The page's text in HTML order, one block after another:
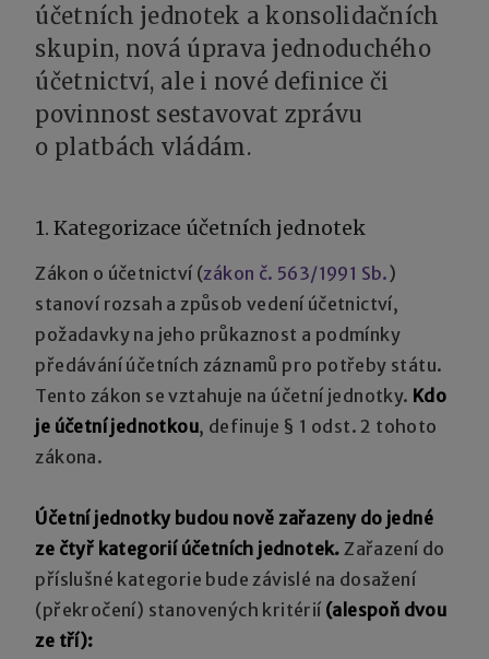
účetních jednotek a konsolidačních
skupin, nová úprava jednoduchého
účetnictví, ale i nové definice či
povinnost sestavovat zprávu
o platbách vládám.
1. Kategorizace účetních jednotek
Zákon o účetnictví (zákon č. 563/1991 Sb.)
stanoví rozsah a způsob vedení účetnictví,
požadavky na jeho průkaznost a podmínky
předávání účetních záznamů pro potřeby státu.
Tento zákon se vztahuje na účetní jednotky. Kdo
je účetní jednotkou, definuje § 1 odst. 2 tohoto
zákona.
Účetní jednotky budou nově zařazeny do jedné
ze čtyř kategorií účetních jednotek. Zařazení do
příslušné kategorie bude závislé na dosažení
(překročení) stanovených kritérií (alespoň dvou
ze tří):